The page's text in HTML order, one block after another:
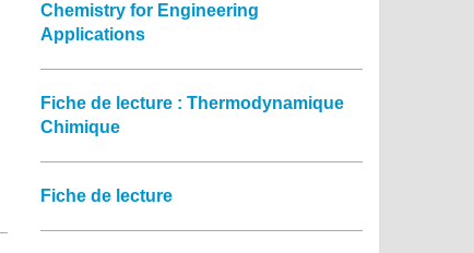
Chemistry for Engineering
Applications
Fiche de lecture : Thermodynamique
Chimique
Fiche de lecture